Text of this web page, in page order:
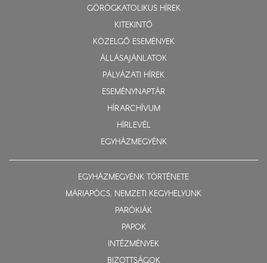
GÖRÖGKATOLIKUS HÍREK
KITEKINTŐ
KÖZELGŐ ESEMÉNYEK
ÁLLÁSAJÁNLATOK
PÁLYÁZATI HÍREK
ESEMÉNYNAPTÁR
HÍRARCHÍVUM
HÍRLEVÉL
EGYHÁZMEGYÉNK
EGYHÁZMEGYÉNK TÖRTÉNETE
MÁRIAPÓCS, NEMZETI KEGYHELYÜNK
PARÓKIÁK
PAPOK
INTÉZMÉNYEK